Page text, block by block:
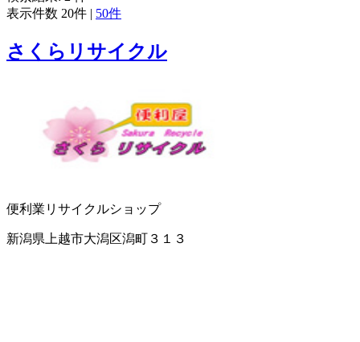
表示件数 20件 | 50件
さくらリサイクル
便利業 リサイクルショップ
新潟県上越市大潟区潟町３１３